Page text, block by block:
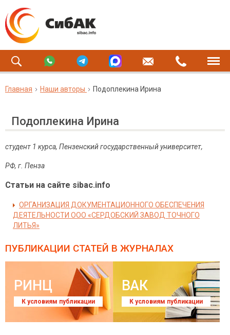
Главная Наши авторы Подоплекина Ирина
Подоплекина Ирина
студент 1 курса, Пензенский государственный университет,
РФ, г. Пенза
Статьи на сайте sibac.info
ОРГАНИЗАЦИЯ ДОКУМЕНТАЦИОННОГО ОБЕСПЕЧЕНИЯ
ДЕЯТЕЛЬНОСТИ ООО «СЕРДОБСКИЙ ЗАВОД ТОЧНОГО
ЛИТЬЯ»
ПУБЛИКАЦИИ СТАТЕЙ В ЖУРНАЛАХ
РИНЦ
К условиям публикации
ВАК
К условиям публикации